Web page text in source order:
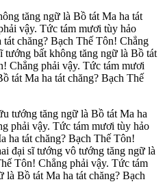
tăng ngữ là Bồ tát Ma ha tát
vậy. Tức tám mươi tùy hảo
chăng? Bạch Thế Tôn! Chẳng
tướng bất không tăng ngữ là Bồ tát
Chẳng phải vậy. Tức tám mươi
tát Ma ha tát chăng? Bạch Thế
tướng tăng ngữ là Bồ tát Ma ha
phải vậy. Tức tám mươi tùy hảo
ha tát chăng? Bạch Thế Tôn!
đại sĩ tướng vô tướng tăng ngữ là
Tôn! Chẳng phải vậy. Tức tám
Bồ tát Ma ha tát chăng? Bạch